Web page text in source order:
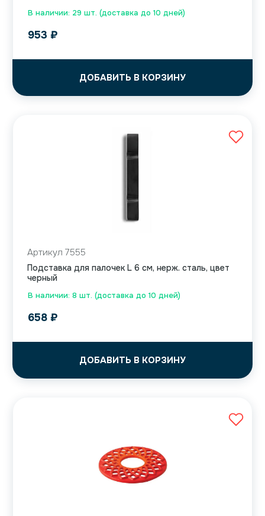
В наличии: 29 шт. (доставка до 10 дней)
953 ₽
ДОБАВИТЬ В КОРЗИНУ
В наличии: 8 шт. (доставка до 10 дней)
Артикул 7555
Подставка для палочек L 6 см, нерж. сталь, цвет
черный
658 ₽
ДОБАВИТЬ В КОРЗИНУ